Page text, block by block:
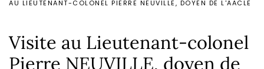
AU LIEUTENANT-COLONEL PIERRE NEUVILLE, DOYEN DE L'AACLE
Visite au Lieutenant-colonel
Pierre NEUVILLE, doyen de